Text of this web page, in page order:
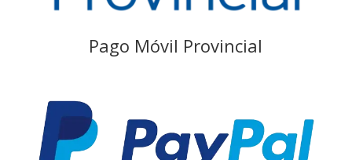
Pago Móvil Provincial